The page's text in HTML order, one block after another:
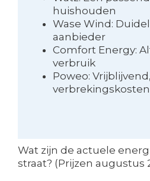
huishouden
Wase Wind:
aanbieder
Comfort Energy:
verbruik
Poweo:
verbrekingskosten
Wat zijn de actuele
straat? (Prijzen augustus